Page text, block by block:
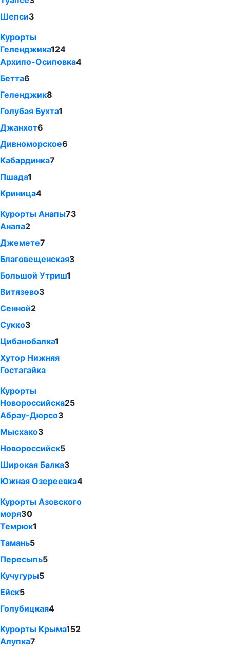
Шепси3
Курорты
Геленджика124
Архипо-Осиповка4
Бетта6
Геленджик8
Голубая Бухта1
Джанхот6
Дивноморское6
Кабардинка7
Пшада1
Криница4
Курорты Анапы73
Анапа2
Джемете7
Благовещенская3
Большой Утриш1
Витязево3
Сенной2
Сукко3
Цибанобалка1
Хутор Нижняя
Гостагайка
Курорты
Новороссийска25
Абрау-Дюрсо3
Мысхако3
Новороссийск5
Широкая Балка3
Южная Озереевка4
Курорты Азовского
моря30
Темрюк1
Тамань5
Пересыпь5
Кучугуры5
Ейск5
Голубицкая4
Курорты Крыма152
Алупка7